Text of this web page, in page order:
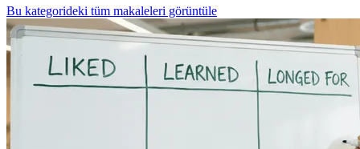
Bu kategorideki tüm makaleleri görüntüle